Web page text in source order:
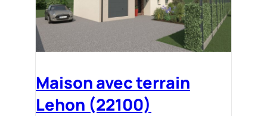
Maison avec terrain
Lehon (22100)